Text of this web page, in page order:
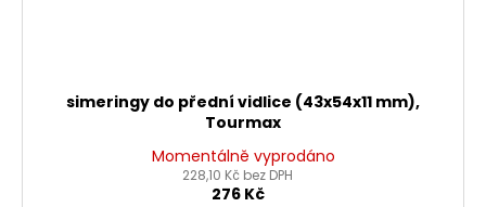
simeringy do přední vidlice (43x54x11 mm),
Tourmax
Momentálně vyprodáno
228,10 Kč bez DPH
276 Kč